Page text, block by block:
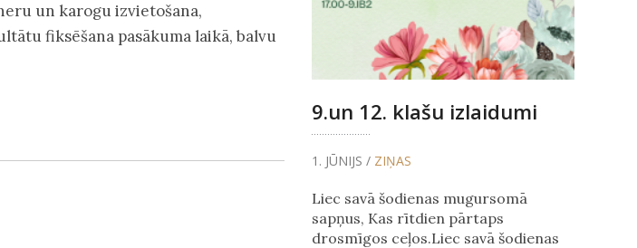
un karogu izvietošana,
fiksēšana pasākuma laikā, balvu
9.un 12. klašu izlaidumi
1. JŪNIJS / ZIŅAS
Liec savā šodienas mugursomā
sapņus, Kas rītdien pārtaps
drosmīgos ceļos.Liec savā šodienas